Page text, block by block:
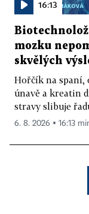
16:13
mozku
skvělých
Hořčík na spaní,
únavě a kreatin
stravy slibuje
6. 8. 2026 ▪ 16:13